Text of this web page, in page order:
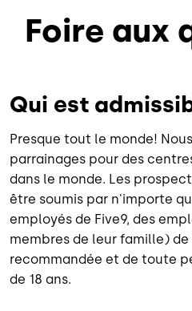
Foire aux
Qui est
Presque tout le monde!
parrainages pour des
dans le monde. Les
être soumis par n'importe
employés de Five9, des
membres de leur famille)
recommandée et de toute
de 18 ans.